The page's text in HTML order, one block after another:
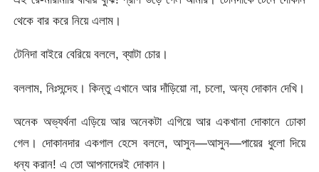
থেকে বার করে নিয়ে এলাম।
টেনিদা বাইরে বেরিয়ে বললে, ব্যাটা চোর।
বললাম, নিঃসন্দেহ। কিন্তু এখানে আর দাঁড়িয়ো না, চলো, অন্য দোকান দেখি।
অনেক অভ্যর্থনা এড়িয়ে আর অনেকটা এগিয়ে আর একখানা দোকানে ঢোকা
গেল। দোকানদার একগাল হেসে বললে, আসুন—আসুন—পায়ের ধুলো দিয়ে
ধন্য করান! এ তো আপনাদেরই দোকান।